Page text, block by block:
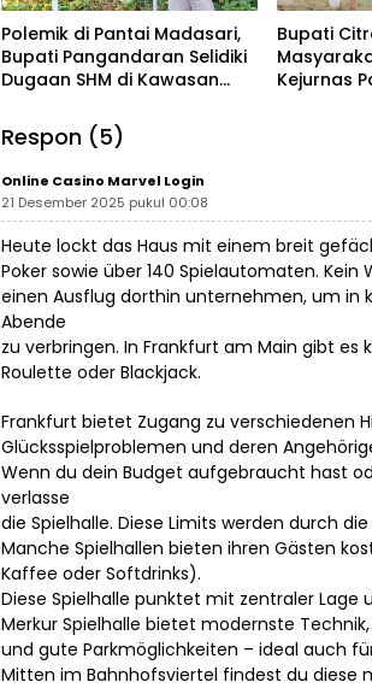
Polemik di Pantai Madasari,
Bupati Pangandaran Selidiki
Dugaan SHM di Kawasan
Bupati
Kejurnas
Respon (5)
Online Casino Marvel Login
21 Desember 2025 pukul 00:08
Heute lockt das Haus mit einem breit
Poker sowie über 140 Spielautomaten.
einen Ausflug dorthin unternehmen, um in
Abende
zu verbringen. In Frankfurt am Main gibt es
Roulette oder Blackjack.
Frankfurt bietet Zugang zu verschiedenen
Glücksspielproblemen und deren
Wenn du dein Budget aufgebraucht hast
verlasse
die Spielhalle. Diese Limits werden durch
Manche Spielhallen bieten ihren Gästen
Kaffee oder Softdrinks).
Diese Spielhalle punktet mit zentraler
Merkur Spielhalle bietet modernste
und gute Parkmöglichkeiten – ideal auch
Mitten im Bahnhofsviertel findest du diese